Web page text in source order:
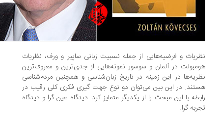
و فرضیه‌هایی از جمله نسبیت زبانی ساپیر و ورف، نظریات
در آلمان و سوسور نمونه‌هایی از جدی‌ترین و معروف‌ترین
در این زمینه در تاریخ زبان‌شناسی و همچنین مردم‌شناسی
در این بین می‌توان دو نوع جهت گیری فکری کلی رقیب در
با این مبحث را از یکدیگر متمایز کرد: دیدگاه عین گرا و دیدگاه
گرا.